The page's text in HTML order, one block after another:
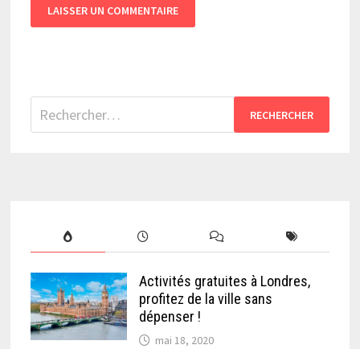
Rechercher :
Activités gratuites à Londres,
profitez de la ville sans
dépenser !
mai 18, 2020